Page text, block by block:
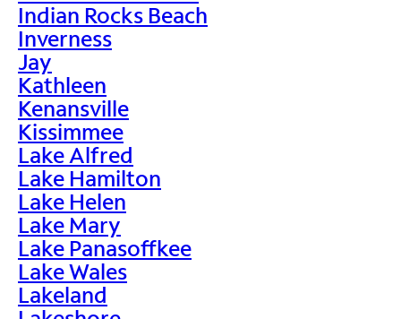
Indian Rocks Beach
Inverness
Jay
Kathleen
Kenansville
Kissimmee
Lake Alfred
Lake Hamilton
Lake Helen
Lake Mary
Lake Panasoffkee
Lake Wales
Lakeland